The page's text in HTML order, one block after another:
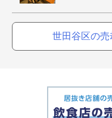
世田谷区の